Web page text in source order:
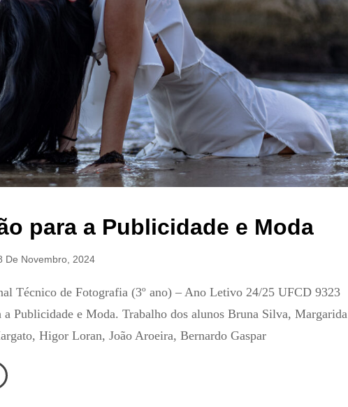
para a Publicidade e Moda
De Novembro, 2024
Técnico de Fotografia (3º ano) – Ano Letivo 24/25 UFCD 9323
a Publicidade e Moda. Trabalho dos alunos Bruna Silva, Margarida
Higor Loran, João Aroeira, Bernardo Gaspar